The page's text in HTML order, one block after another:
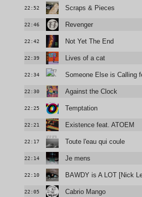
22:52 Scraps & Pieces
22:46 Revenger
22:42 Not Yet The End
22:39 Lives of a cat
22:34 Someone Else is Calling
22:30 Against the Clock
22:25 Temptation
22:21 Existence feat. ATOEM
22:17 Toute l'eau qui coule
22:14 Je mens
22:10 BAWDY is A LOT [Nick
22:05 Cabrio Mango